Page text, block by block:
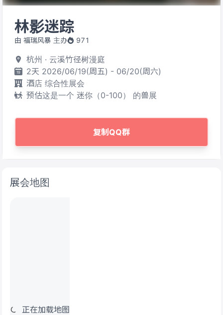
林影迷踪
由 福瑞风暴 主办 971
杭州 · 云溪竹径树漫庭
2天 2026/06/19(周五) - 06/20(周六)
酒店 综合性展会
预估这是一个 迷你（0-100） 的兽展
复制QQ群
展会地图
正在加载地图